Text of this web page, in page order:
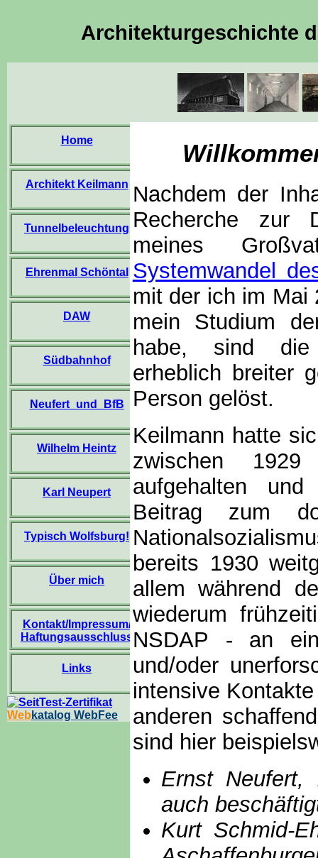
Architekturgeschichte
Home
Architekt Keilmann
Tunnelbeleuchtung
Ehrenmal Schöntal
DAW
Südbahnhof
Neufert_und_BfB
Wilhelm Heintz
Karl Neupert
Typisch Wolfsburg!
Über mich
Kontakt/Impressum/
Haftungsausschluss
Links
Web katalog WebFee
Nachdem der
Recherche zur
meines
Systemwandel
mit der ich im Mai
mein Studium
habe, sind die
erheblich breiter
Person gelöst.
Keilmann hatte
zwischen
aufgehalten
Beitrag zum
bereits 1930
allem während
wiederum
NSDAP - an
und/oder
intensive
anderen
sind hier
Ernst
auch
Kurt Schmid-